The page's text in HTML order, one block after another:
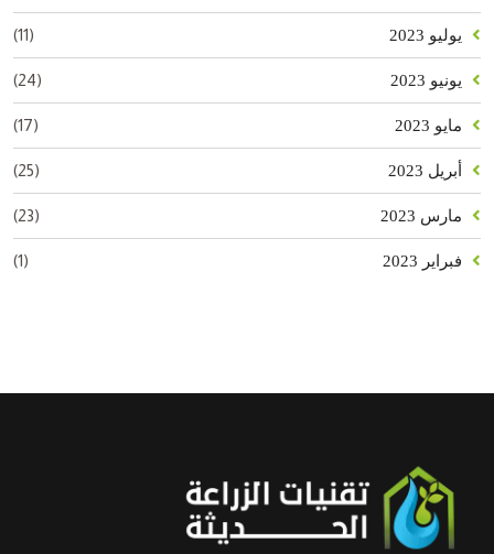
يوليو 2023 (11)
يونيو 2023 (24)
مايو 2023 (17)
أبريل 2023 (25)
مارس 2023 (23)
فبراير 2023 (1)